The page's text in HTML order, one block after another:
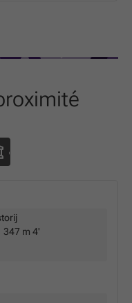
347 m 4'